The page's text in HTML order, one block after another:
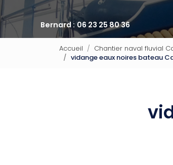
Bernard : 06 23 25 80 36
Accueil Chantier naval fluvial
vidange eaux noires bateau